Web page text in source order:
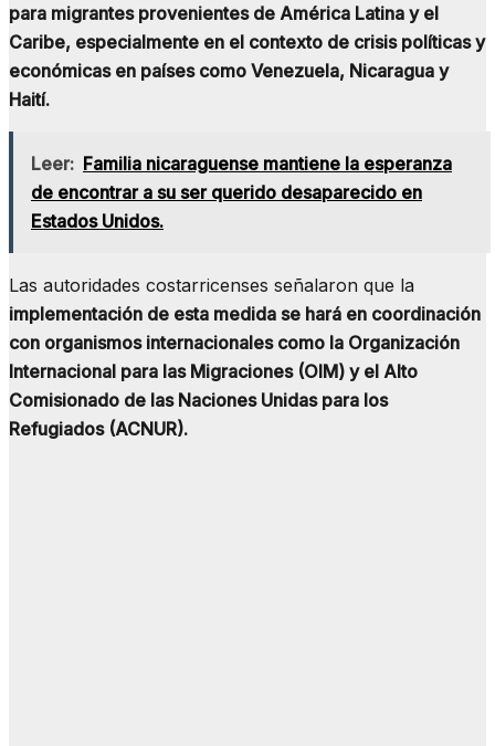
para migrantes provenientes de América Latina y el
Caribe, especialmente en el contexto de crisis políticas y
económicas en países como Venezuela, Nicaragua y
Haití.
Leer: Familia nicaraguense mantiene la esperanza
de encontrar a su ser querido desaparecido en
Estados Unidos.
Las autoridades costarricenses señalaron que la
implementación de esta medida se hará en coordinación
con organismos internacionales como la Organización
Internacional para las Migraciones (OIM) y el Alto
Comisionado de las Naciones Unidas para los
Refugiados (ACNUR).